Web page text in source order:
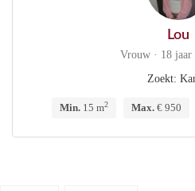
Lou
Vrouw · 18 jaar
Zoekt:
Min. 15 m2 Max. € 950